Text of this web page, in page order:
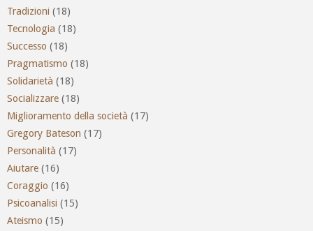
Tradizioni (18)
Tecnologia (18)
Successo (18)
Pragmatismo (18)
Solidarietà (18)
Socializzare (18)
Miglioramento della società (17)
Gregory Bateson (17)
Personalità (17)
Aiutare (16)
Coraggio (16)
Psicoanalisi (15)
Ateismo (15)